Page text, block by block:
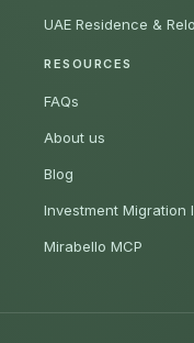
UAE Residence &
RESOURCES
FAQs
About us
Blog
Investment Migration
Mirabello MCP